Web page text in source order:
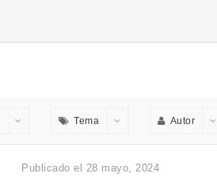
Tema Autor
Publicado el 28 mayo, 2024